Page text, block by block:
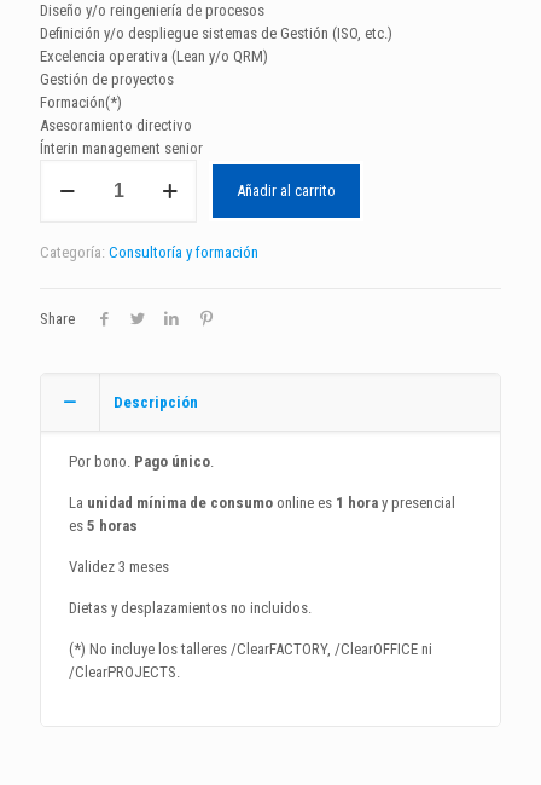
Diseño y/o reingeniería de procesos
Definición y/o despliegue sistemas de Gestión (ISO, etc.)
Excelencia operativa (Lean y/o QRM)
Gestión de proyectos
Formación(*)
Asesoramiento directivo
Ínterin management senior
-
cantidad
Añadir al carrito
Categoría: Consultoría y formación
Share
Descripción
Por bono. Pago único.
La unidad mínima de consumo online es 1 hora y presencial
es5 horas
Validez 3 meses
Dietas y desplazamientos no incluidos.
(*) No incluye los talleres /ClearFACTORY, /ClearOFFICE ni
/ClearPROJECTS.